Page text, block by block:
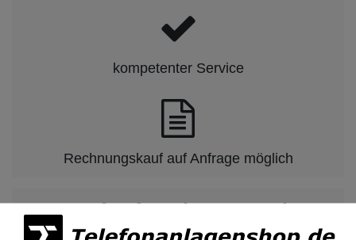
kompetenter Service
Rechnungskauf auf Anfrage möglich
Kauf auf Rechnung nach
vorheriger Absprache möglich.